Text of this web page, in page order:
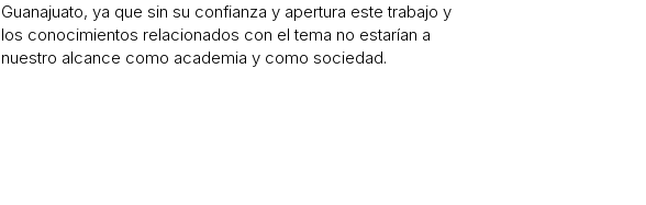
Guanajuato, ya que sin su confianza y apertura este trabajo y
los conocimientos relacionados con el tema no estarían a
nuestro alcance como academia y como sociedad.